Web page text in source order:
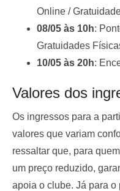
Online /
08/05 às 10h:
Gratuidades
10/05 às 20h:
Valores dos
Os ingressos para a
valores que variam
ressaltar que, para
um preço reduzido,
apoia o clube. Já para